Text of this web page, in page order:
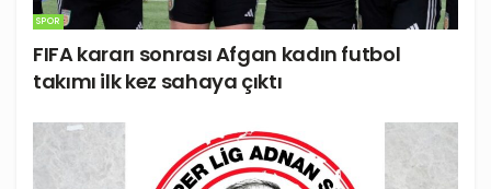
SPOR
FIFA kararı sonrası Afgan kadın futbol
takımı ilk kez sahaya çıktı